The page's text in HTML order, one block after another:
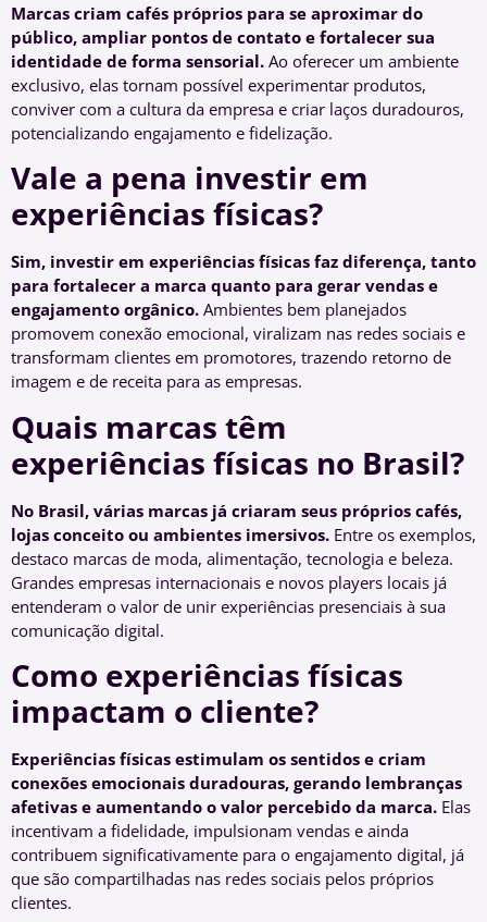
Marcas criam cafés próprios para se aproximar do
público, ampliar pontos de contato e fortalecer sua
identidade de forma sensorial. Ao oferecer um ambiente
exclusivo, elas tornam possível experimentar produtos,
conviver com a cultura da empresa e criar laços duradouros,
potencializando engajamento e fidelização.
Vale a pena investir em
experiências físicas?
Sim, investir em experiências físicas faz diferença, tanto
para fortalecer a marca quanto para gerar vendas e
engajamento orgânico. Ambientes bem planejados
promovem conexão emocional, viralizam nas redes sociais e
transformam clientes em promotores, trazendo retorno de
imagem e de receita para as empresas.
Quais marcas têm
experiências físicas no Brasil?
No Brasil, várias marcas já criaram seus próprios cafés,
lojas conceito ou ambientes imersivos. Entre os exemplos,
destaco marcas de moda, alimentação, tecnologia e beleza.
Grandes empresas internacionais e novos players locais já
entenderam o valor de unir experiências presenciais à sua
comunicação digital.
Como experiências físicas
impactam o cliente?
Experiências físicas estimulam os sentidos e criam
conexões emocionais duradouras, gerando lembranças
afetivas e aumentando o valor percebido da marca. Elas
incentivam a fidelidade, impulsionam vendas e ainda
contribuem significativamente para o engajamento digital, já
que são compartilhadas nas redes sociais pelos próprios
clientes.